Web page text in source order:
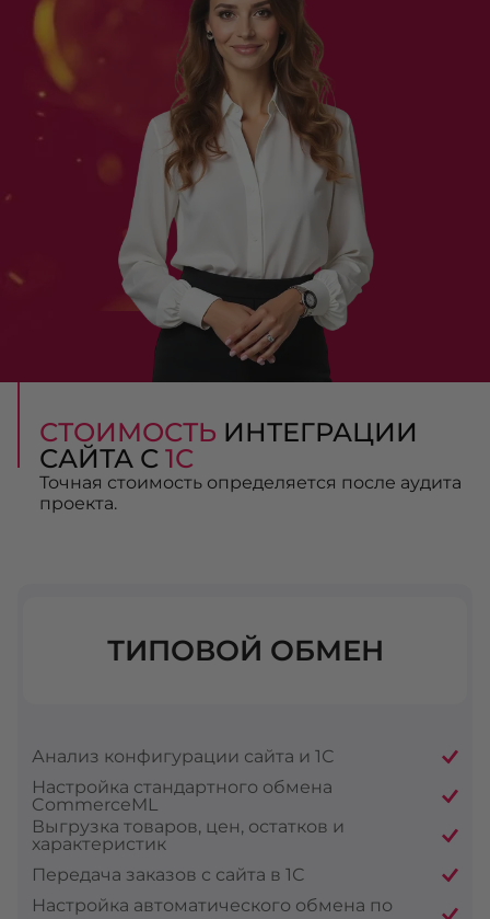
СТОИМОСТЬ ИНТЕГРАЦИИ
САЙТА С 1С
Точная стоимость определяется после аудита
проекта.
ТИПОВОЙ ОБМЕН
Анализ конфигурации сайта и 1С
Настройка стандартного обмена
CommerceML
Выгрузка товаров, цен, остатков и
характеристик
Передача заказов с сайта в 1С
Настройка автоматического обмена по